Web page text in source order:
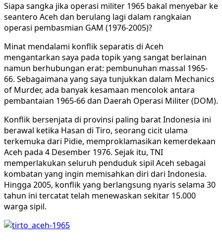
Siapa sangka jika operasi militer 1965 bakal menyebar ke
seantero Aceh dan berulang lagi dalam rangkaian
operasi pembasmian GAM (1976-2005)?
Minat mendalami konflik separatis di Aceh
mengantarkan saya pada topik yang sangat berlainan
namun berhubungan erat: pembunuhan massal 1965-
66. Sebagaimana yang saya tunjukkan dalam Mechanics
of Murder, ada banyak kesamaan mencolok antara
pembantaian 1965-66 dan Daerah Operasi Militer (DOM).
Konflik bersenjata di provinsi paling barat Indonesia ini
berawal ketika Hasan di Tiro, seorang cicit ulama
terkemuka dari Pidie, memproklamasikan kemerdekaan
Aceh pada 4 Desember 1976. Sejak itu, TNI
memperlakukan seluruh penduduk sipil Aceh sebagai
kombatan yang ingin memisahkan diri dari Indonesia.
Hingga 2005, konflik yang berlangsung nyaris selama 30
tahun ini tercatat telah menewaskan sekitar 15.000
warga sipil.